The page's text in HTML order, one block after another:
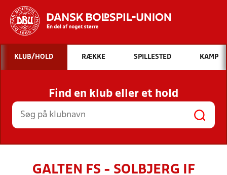
Hvad vil du søge efter?
INDHOLD OG NYHEDER
STILLINGER, RESULTATER, KLUBBER OG
HOLD
KLUB/HOLD RÆKKE SPILLESTED KAMP
Find en klub eller et hold
GALTEN FS - SOLBJERG IF